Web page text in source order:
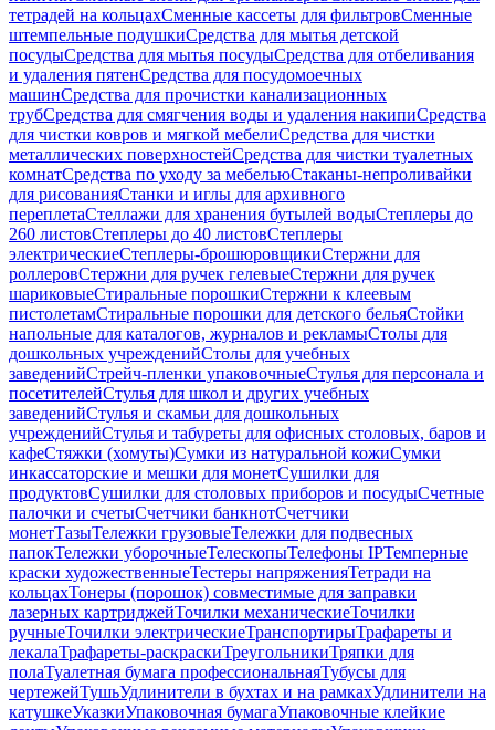
тетрадей на кольцахСменные кассеты для фильтровСменные
штемпельные подушкиСредства для мытья детской
посудыСредства для мытья посудыСредства для отбеливания
и удаления пятенСредства для посудомоечных
машинСредства для прочистки канализационных
трубСредства для смягчения воды и удаления накипиСредства
для чистки ковров и мягкой мебелиСредства для чистки
металлических поверхностейСредства для чистки туалетных
комнатСредства по уходу за мебельюСтаканы-непроливайки
для рисованияСтанки и иглы для архивного
переплетаСтеллажи для хранения бутылей водыСтеплеры до
260 листовСтеплеры до 40 листовСтеплеры
электрическиеСтеплеры-брошюровщикиСтержни для
роллеровСтержни для ручек гелевыеСтержни для ручек
шариковыеСтиральные порошкиСтержни к клеевым
пистолетамСтиральные порошки для детского бельяСтойки
напольные для каталогов, журналов и рекламыСтолы для
дошкольных учрежденийСтолы для учебных
заведенийСтрейч-пленки упаковочныеСтулья для персонала и
посетителейСтулья для школ и других учебных
заведенийСтулья и скамьи для дошкольных
учрежденийСтулья и табуреты для офисных столовых, баров и
кафеСтяжки (хомуты)Сумки из натуральной кожиСумки
инкассаторские и мешки для монетСушилки для
продуктовСушилки для столовых приборов и посудыСчетные
палочки и счетыСчетчики банкнотСчетчики
монетТазыТележки грузовыеТележки для подвесных
папокТележки уборочныеТелескопыТелефоны IPТемперные
краски художественныеТестеры напряженияТетради на
кольцахТонеры (порошок) совместимые для заправки
лазерных картриджейТочилки механическиеТочилки
ручныеТочилки электрическиеТранспортирыТрафареты и
лекалаТрафареты-раскраскиТреугольникиТряпки для
полаТуалетная бумага профессиональнаяТубусы для
чертежейТушьУдлинители в бухтах и на рамкахУдлинители на
катушкеУказкиУпаковочная бумагаУпаковочные клейкие